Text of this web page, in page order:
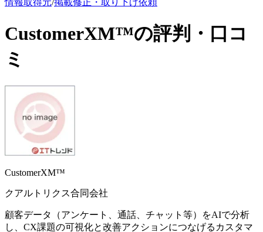
情報取得元/掲載修正・取り下げ依頼
CustomerXM™の評判・口コ
ミ
CustomerXM™
クアルトリクス合同会社
顧客データ（アンケート、通話、チャット等）をAIで分析
し、CX課題の可視化と改善アクションにつなげるカスタマ